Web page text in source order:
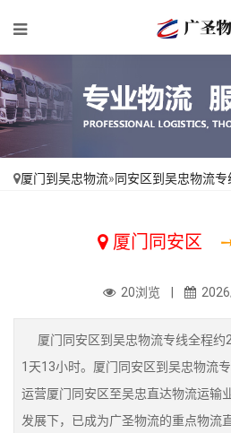
厦门到吴忠物流»同安区到吴忠物流专
厦门同安区
20浏览 |
厦门同安区到吴忠物流专线全程约
1天13小时。厦门同安区到吴忠物流
运营厦门同安区至吴忠直达物流运输
发展下，已成为广圣物流的重点物流